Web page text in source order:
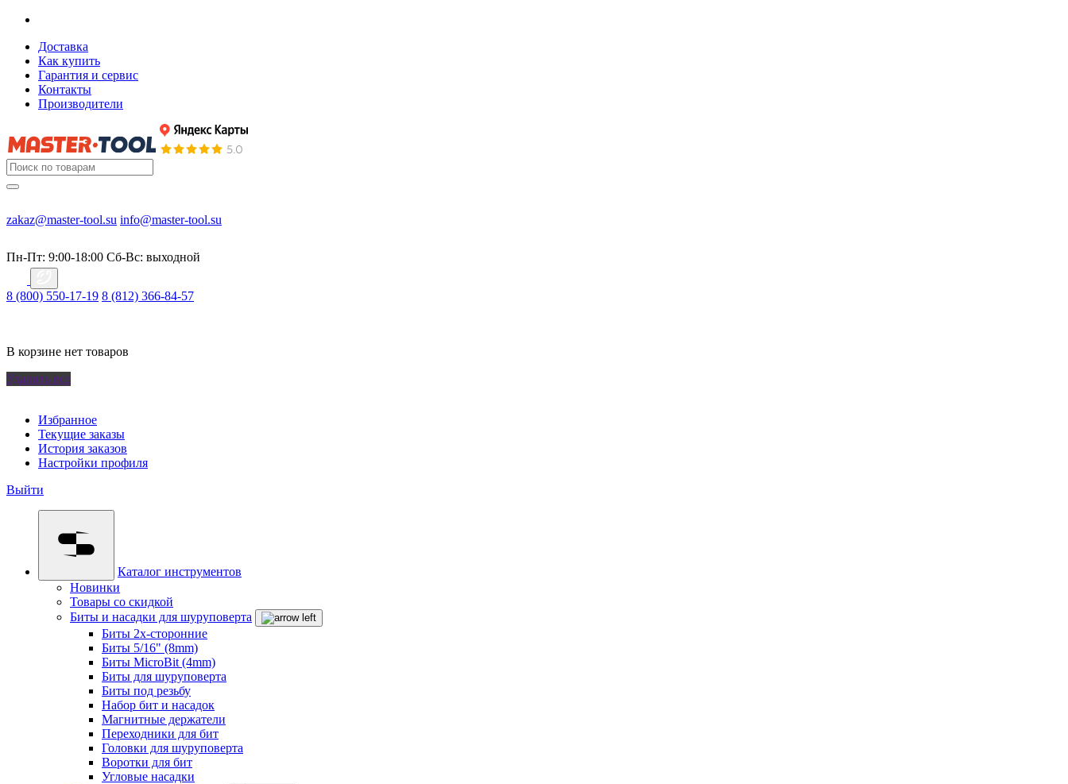
Доставка
Как купить
Гарантия и сервис
Контакты
Производители
zakaz@master-tool.su info@master-tool.su
Пн-Пт: 9:00-18:00 Cб-Вс: выходной
8 (800) 550-17-19 8 (812) 366-84-57
В корзине нет товаров
Удалить все
Избранное
Текущие заказы
История заказов
Настройки профиля
Выйти
Каталог инструментов
Новинки
Товары со скидкой
Биты и насадки для шуруповерта
Биты 2х-сторонние
Биты 5/16" (8mm)
Биты MicroBit (4mm)
Биты для шуруповерта
Биты под резьбу
Набор бит и насадок
Магнитные держатели
Переходники для бит
Головки для шуруповерта
Воротки для бит
Угловые насадки